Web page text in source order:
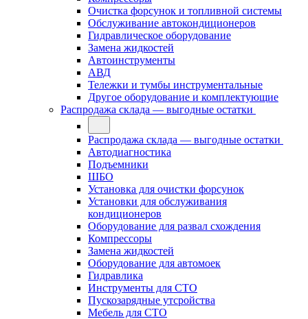
Очистка форсунок и топливной системы
Обслуживание автокондиционеров
Гидравлическое оборудование
Замена жидкостей
Автоинструменты
АВД
Тележки и тумбы инструментальные
Другое оборудование и комплектующие
Распродажа склада — выгодные остатки
Распродажа склада — выгодные остатки
Автодиагностика
Подъемники
ШБО
Установка для очистки форсунок
Установки для обслуживания
кондиционеров
Оборудование для развал схождения
Компрессоры
Замена жидкостей
Оборудование для автомоек
Гидравлика
Инструменты для СТО
Пускозарядные утсройства
Мебель для СТО